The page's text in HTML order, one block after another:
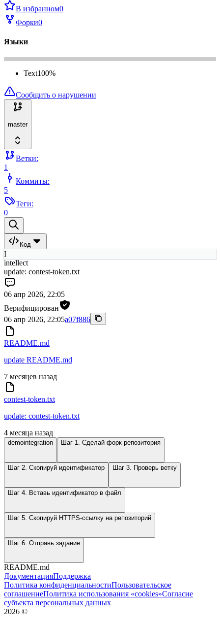
В избранном0
Форки0
Языки
Text100%
Сообщить о нарушении
master
Ветки:
1
Коммиты:
5
Теги:
0
Код
I
intellect
update: contest-token.txt
06 апр 2026, 22:05
Верифицирован
06 апр 2026, 22:05a07f886
README.md
update README.md
7 месяцев назад
contest-token.txt
update: contest-token.txt
4 месяца назад
demointegration Шаг 1. Сделай форк репозитория
Шаг 2. Скопируй идентификатор Шаг 3. Проверь ветку
Шаг 4. Вставь идентификатор в файл
Шаг 5. Скопируй HTTPS-ссылку на репозиторий
Шаг 6. Отправь задание
README.md
ДокументацияПоддержка
Политика конфиденциальностиПользовательское
соглашениеПолитика использования «cookies»Согласие
субъекта персональных данных
2026 ©